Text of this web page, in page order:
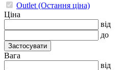
Outlet (Остання ціна)
Ціна
від
до
Застосувати
Вага
від